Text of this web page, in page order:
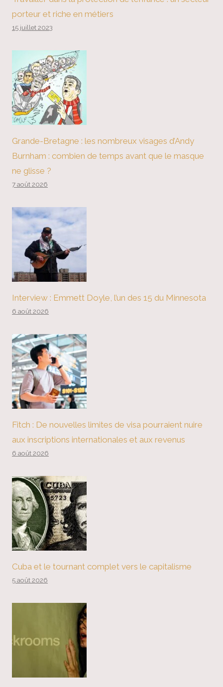
porteur et riche en métiers
15 juillet 2023
Grande-Bretagne : les nombreux visages d’Andy
Burnham : combien de temps avant que le masque
ne glisse ?
7 août 2026
Interview : Emmett Doyle, l’un des 15 du Minnesota
6 août 2026
Fitch : De nouvelles limites de visa pourraient nuire
aux inscriptions internationales et aux revenus
6 août 2026
Cuba et le tournant complet vers le capitalisme
5 août 2026